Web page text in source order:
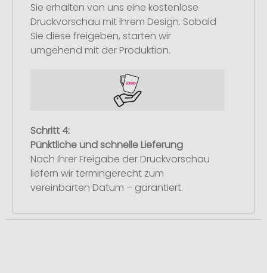
Sie erhalten von uns eine kostenlose
Druckvorschau mit Ihrem Design. Sobald
Sie diese freigeben, starten wir
umgehend mit der Produktion.
Schritt 4:
Pünktliche und schnelle Lieferung
Nach Ihrer Freigabe der Druckvorschau
liefern wir termingerecht zum
vereinbarten Datum – garantiert.